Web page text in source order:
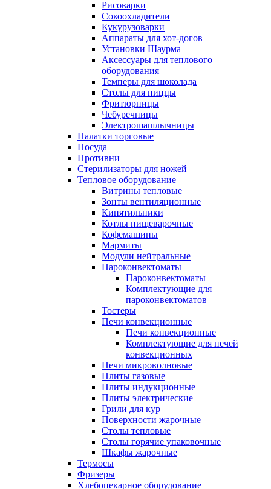
Рисоварки
Сокоохладители
Кукурузоварки
Аппараты для хот-догов
Установки Шаурма
Аксессуары для теплового
оборудования
Темперы для шоколада
Столы для пиццы
Фритюрницы
Чебуречницы
Электрошашлычницы
Палатки торговые
Посуда
Противни
Стерилизаторы для ножей
Тепловое оборудование
Витрины тепловые
Зонты вентиляционные
Кипятильники
Котлы пищеварочные
Кофемашины
Мармиты
Модули нейтральные
Пароконвектоматы
Пароконвектоматы
Комплектующие для
пароконвектоматов
Тостеры
Печи конвекционные
Печи конвекционные
Комплектующие для печей
конвекционных
Печи микроволновые
Плиты газовые
Плиты индукционные
Плиты электрические
Грили для кур
Поверхности жарочные
Столы тепловые
Столы горячие упаковочные
Шкафы жарочные
Термосы
Фризеры
Хлебопекарное оборудование